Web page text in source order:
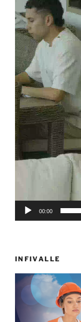
00:00
INFIVALLE